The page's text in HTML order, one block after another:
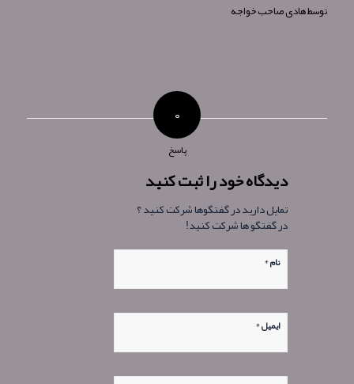
توسطهادی صاحب خواجه
۰
پاسخ
دیدگاه خود را ثبت کنید
تمایل دارید در گفتگوها شرکت کنید ؟
در گفتگو ها شرکت کنید!
نام*
ایمیل*